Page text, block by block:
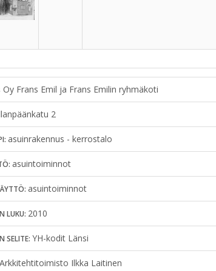
Oy Frans Emil ja Frans Emilin ryhmäkoti
2
asuinrakennus - kerrostalo
asuintoiminnot
asuintoiminnot
LUKU: 2010
SELITE: YH-kodit Länsi
Arkkitehtitoimisto Ilkka Laitinen